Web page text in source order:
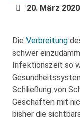
20. März 2020
Die Verbreitung
schwer
Infektionszeit so
Schließung von
Geschäften mit
bisher die